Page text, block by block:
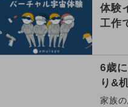
体験
工作
6歳
り&
家族